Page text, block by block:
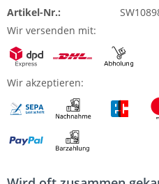
Artikel-Nr.:
Wir versenden mit:
Wir akzeptieren: